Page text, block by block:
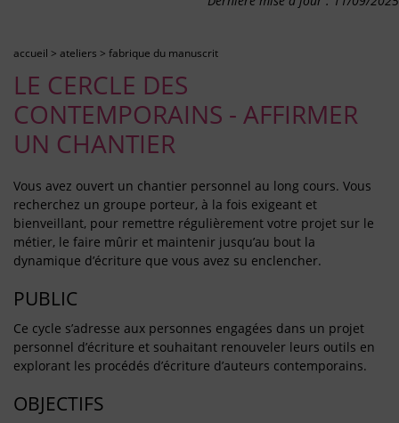
accueil > ateliers > fabrique du manuscrit
LE CERCLE DES
CONTEMPORAINS - AFFIRMER
UN CHANTIER
Vous avez ouvert un chantier personnel au long cours. Vous
recherchez un groupe porteur, à la fois exigeant et
bienveillant, pour remettre régulièrement votre projet sur le
métier, le faire mûrir et maintenir jusqu’au bout la
dynamique d’écriture que vous avez su enclencher.
PUBLIC
Ce cycle s’adresse aux personnes engagées dans un projet
personnel d’écriture et souhaitant renouveler leurs outils en
explorant les procédés d’écriture d’auteurs contemporains.
OBJECTIFS